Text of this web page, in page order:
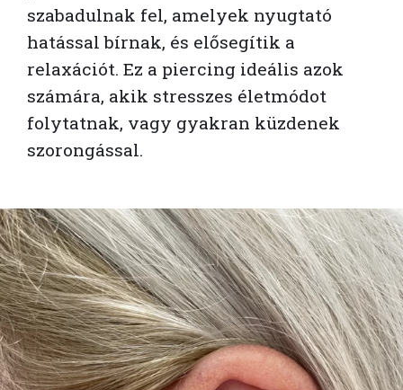
szabadulnak fel, amelyek nyugtató
hatással bírnak, és elősegítik a
relaxációt. Ez a piercing ideális azok
számára, akik stresszes életmódot
folytatnak, vagy gyakran küzdenek
szorongással.